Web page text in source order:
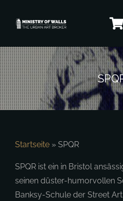
Inhalt
Startseite » SPQR
SPQR ist ein in Bristol
seinen düster-humorvollen
Banksy-Schule der Street